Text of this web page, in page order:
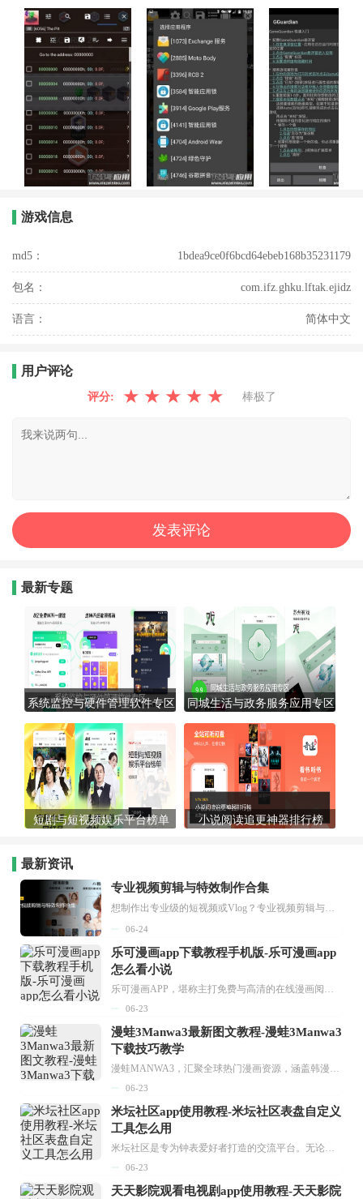
游戏信息
md5： 1bdea9ce0f6bcd64ebeb168b35231179
包名： com.ifz.ghku.lftak.ejidz
语言： 简体中文
用户评论
评分: ★ ★ ★ ★ ★ 棒极了
最新专题
系统监控与硬件管理软件专区 同城生活与政务服务应用专区
短剧与短视频娱乐平台榜单 小说阅读追更神器排行榜
最新资讯
专业视频剪辑与特效制作合集
想制作出专业级的短视频或Vlog？专业视频剪辑与特效制作大全专题为你提供了从剪辑、抠像到特效包装的全套解决方案。无论是添加炫酷的片头、进行精准的视频抠图，还是制...
06-24
乐可漫画app下载教程手机版-乐可漫画app
怎么看小说
乐可漫画APP，堪称主打免费与高清的在线漫画阅读神器。其官方版提供海量完整版漫画资源，无论是国内漫画，还是日漫、韩漫、台漫、美漫等国外漫画，应有尽有，随时供你阅读。只需轻点一下，便能直接进入阅读界面。不仅如此，乐可漫画最新版本更新速度极快，在这里，你总能抢先看到全网一手漫画章节内容！...
06-23
漫蛙3Manwa3最新图文教程-漫蛙3Manwa3
下载技巧教学
漫蛙MANWA3，汇聚全球热门漫画资源，涵盖韩漫、欧美漫画、国漫等多种类型，题材丰富多样，全方位满足用户阅读喜好。它不仅是阅读平台，更是创作平台，为广大用户打造零门槛创作环境。...
06-23
米坛社区app使用教程-米坛社区表盘自定义
工具怎么用
米坛社区是专为钟表爱好者打造的交流平台。无论你是初涉钟表领域的普通爱好者，还是拥有多年收藏经验的资深玩家，都能在此找到属于自己的天地。 无需注册，就能轻松参与其中。通过专业的讨论论坛与丰富的交互功能，你可与世界各地的钟表爱好者畅快交流。若你钟情于钟表，米坛社区无疑是值得一试的理想之选。在这里，你能获取最新的手表资讯，交流见解，提升鉴赏品味，让每一块手表都成为收藏故事中重要的一部分。感兴趣的朋友，不要错过下载机会。...
06-23
天天影院观看电视剧app使用教程-天天影院